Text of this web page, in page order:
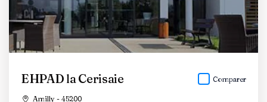
EHPAD la Cerisaie
Amilly - 45200
Comparer